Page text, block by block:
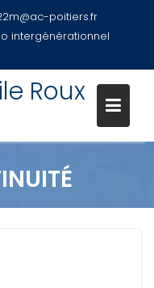
poitiers.fr
intergénérationnel
Roux